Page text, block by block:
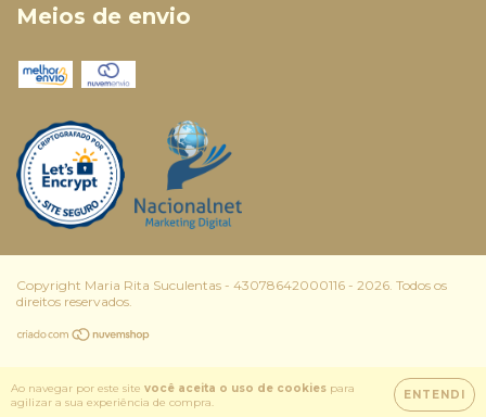
Ao navegar por este site você aceita o uso de cookies para
agilizar a sua experiência de compra.
ENTENDI
Meios de envio
Copyright Maria Rita Suculentas - 43078642000116 - 2026. Todos os
direitos reservados.